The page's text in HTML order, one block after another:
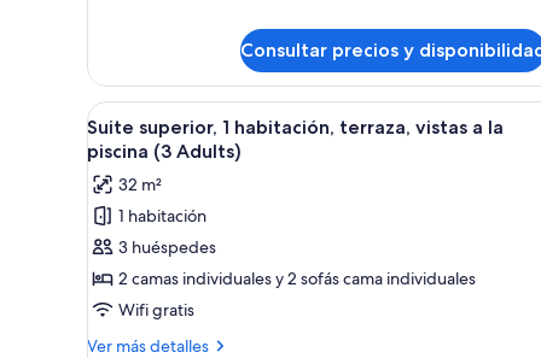
terraza
(2
Adultos)
Consultar precios y
Abrir
todas
las
fotos
de
Suite
superior,
1
habitación,
Un edificio de gran altura
6
Suite superior, 1 habitación, terraza, vistas a la
piscina (3 Adults)
32 m²
1 habitación
3 huéspedes
2 camas individuales y 2 sofás cama individuales
Wifi gratis
Ver más detalles
Más